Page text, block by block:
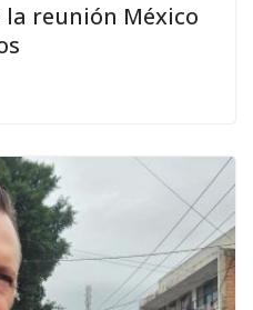
la reunión México